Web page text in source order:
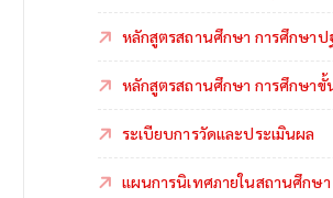
หลักสูตรสถานศึกษา การศึกษาป
หลักสูตรสถานศึกษา การศึกษา
ระเบียบการวัดและประเมินผล
แผนการนิเทศภายในสถานศึกษา